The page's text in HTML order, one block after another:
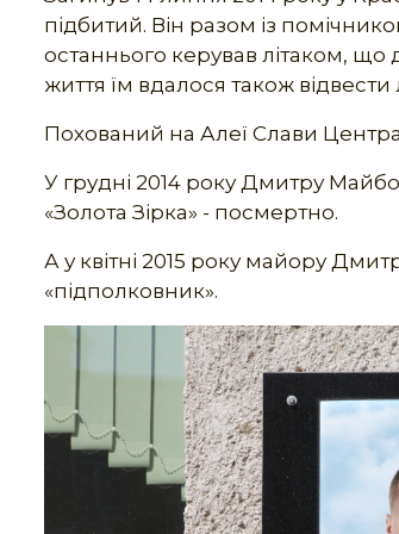
підбитий. Він разом із
останнього керував літаком,
життя їм вдалося також
Похований на Алеї Слави
У грудні 2014 року Дмитру
«Золота Зірка» - посмертно.
А у квітні 2015 року майору
«підполковник».